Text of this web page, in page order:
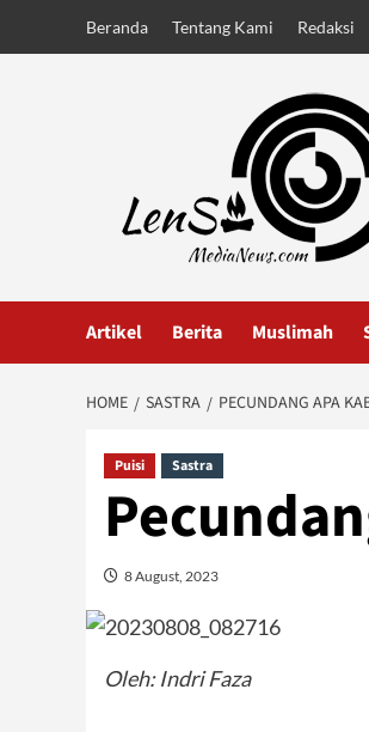
Beranda Tentang Kami Redaksi
Artikel Berita Muslimah
HOME SASTRA PECUNDANG APA
Puisi Sastra
8 August, 2023
Oleh: Indri Faza